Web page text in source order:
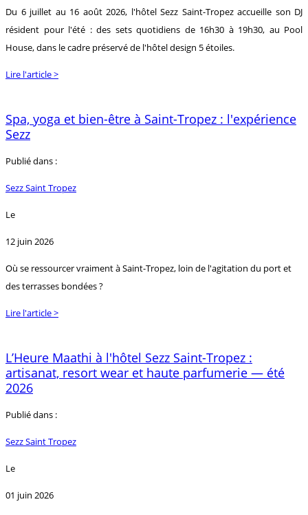
Du 6 juillet au 16 août 2026, l'hôtel Sezz Saint-Tropez accueille son DJ
résident pour l'été : des sets quotidiens de 16h30 à 19h30, au Pool
House, dans le cadre préservé de l'hôtel design 5 étoiles.
Lire l'article >
Spa, yoga et bien-être à Saint-Tropez : l'expérience
Sezz
Publié dans :
Sezz Saint Tropez
Le
12 juin 2026
Où se ressourcer vraiment à Saint-Tropez, loin de l'agitation du port et
des terrasses bondées ?
Lire l'article >
L’Heure Maathi à l'hôtel Sezz Saint-Tropez :
artisanat, resort wear et haute parfumerie — été
2026
Publié dans :
Sezz Saint Tropez
Le
01 juin 2026